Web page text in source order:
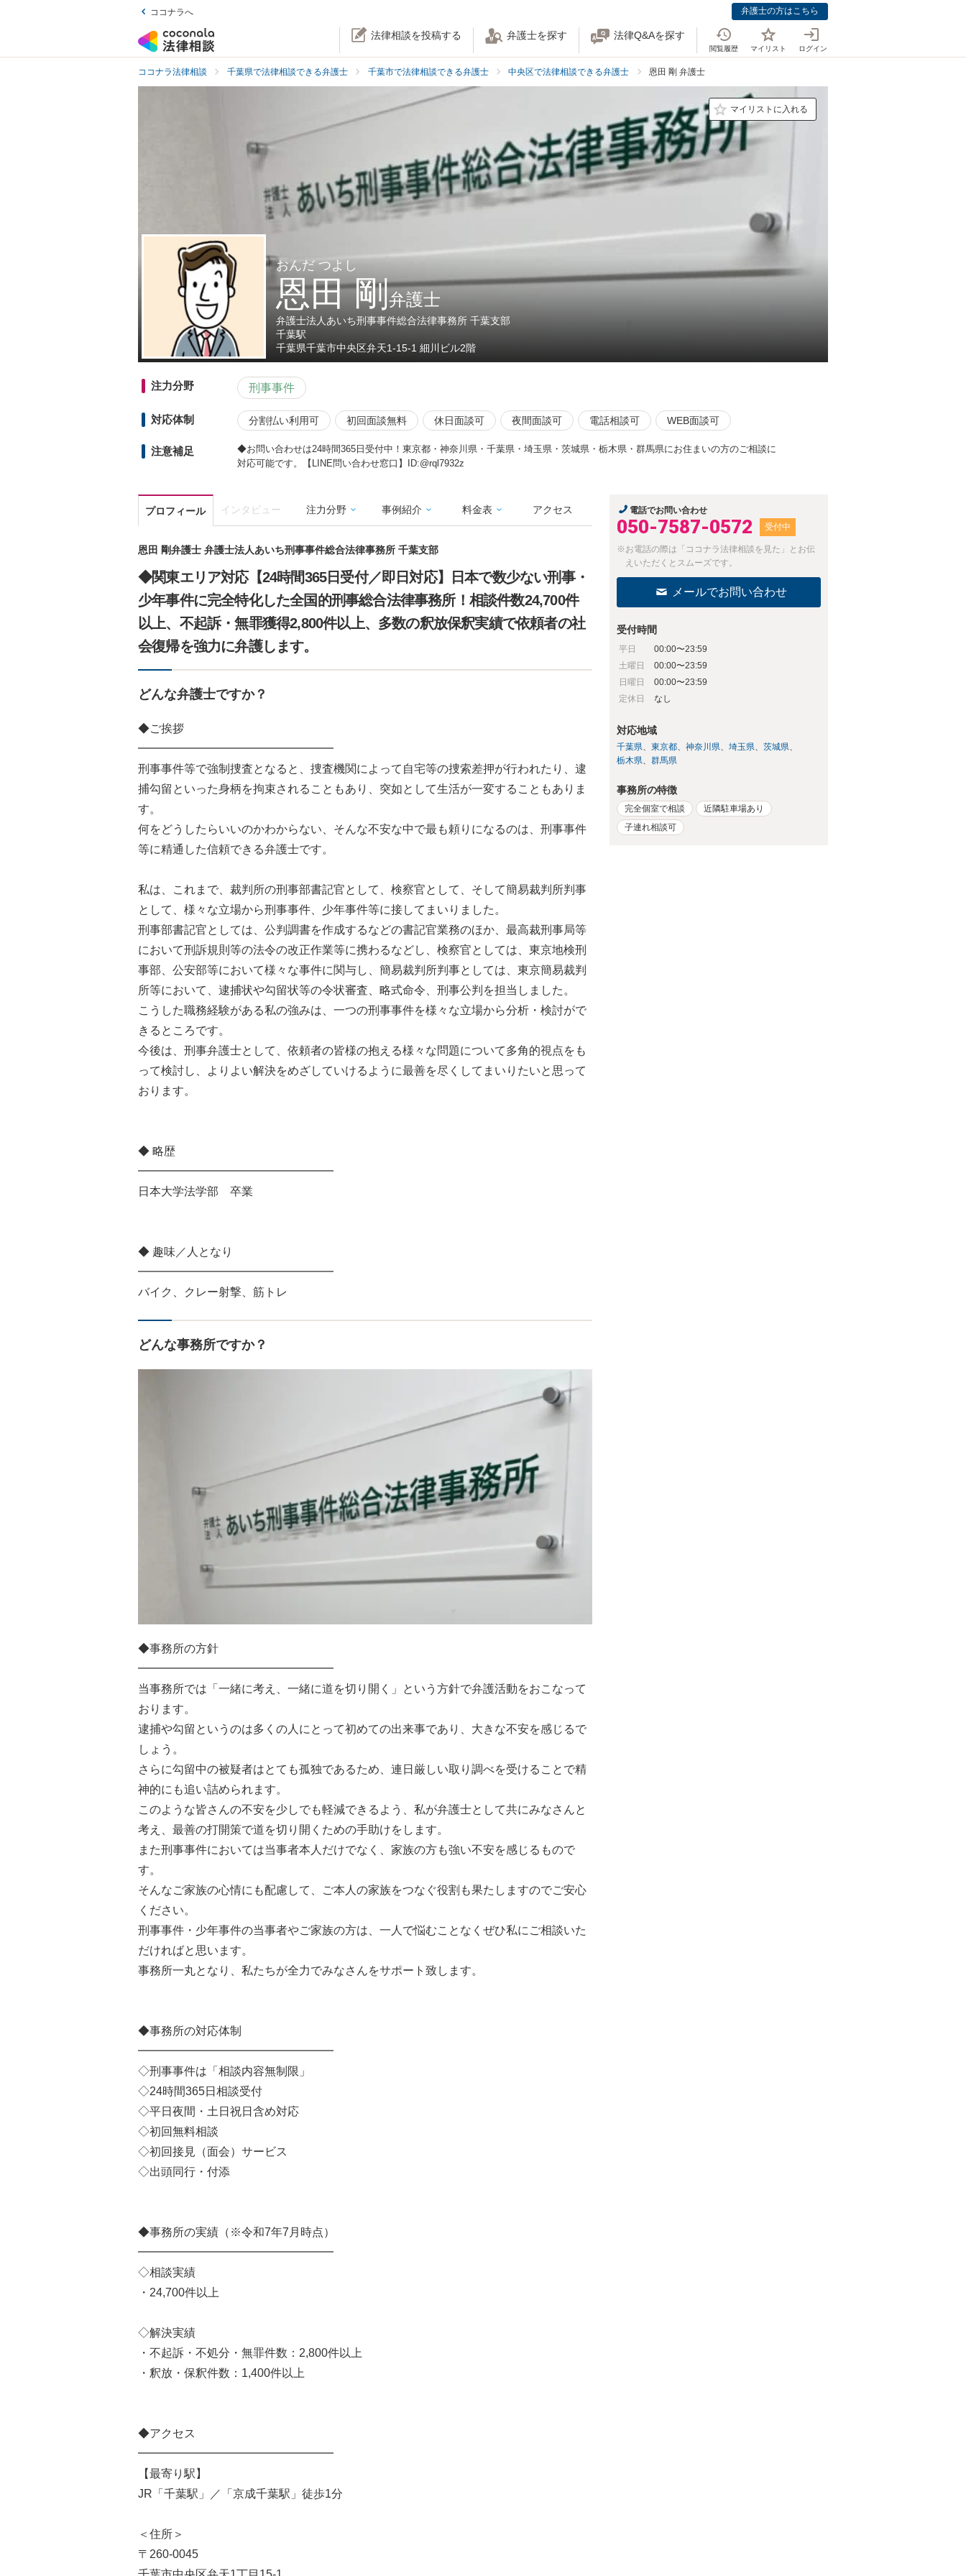
ココナラへ 弁護士の方はこちら
法律相談を投稿する 弁護士を探す 法律Q&Aを探す
閲覧履歴 マイリスト ログイン
ココナラ法律相談 千葉県で法律相談できる弁護士 千葉市で法律相談できる弁護士 中央区で法律相談できる弁護士 恩田 剛 弁護士
マイリストに入れる
おんだ つよし
恩田 剛弁護士
弁護士法人あいち刑事事件総合法律事務所 千葉支部
千葉駅
千葉県千葉市中央区弁天1-15-1 細川ビル2階
注力分野 刑事事件
対応体制 分割払い利用可 初回面談無料 休日面談可 夜間面談可 電話相談可 WEB面談可
注意補足
◆お問い合わせは24時間365日受付中！東京都・神奈川県・千葉県・埼玉県・茨城県・栃木県・群馬県にお住まいの方のご相談に
対応可能です。【LINE問い合わせ窓口】ID:@rql7932z
プロフィール インタビュー 注力分野 事例紹介 料金表 アクセス
恩田 剛弁護士 弁護士法人あいち刑事事件総合法律事務所 千葉支部
◆関東エリア対応【24時間365日受付／即日対応】日本で数少ない刑事・
少年事件に完全特化した全国的刑事総合法律事務所！相談件数24,700件
以上、不起訴・無罪獲得2,800件以上、多数の釈放保釈実績で依頼者の社
会復帰を強力に弁護します。
どんな弁護士ですか？
◆ご挨拶
━━━━━━━━━━━━━━━━━
刑事事件等で強制捜査となると、捜査機関によって自宅等の捜索差押が行われたり、逮
捕勾留といった身柄を拘束されることもあり、突如として生活が一変することもありま
す。
何をどうしたらいいのかわからない、そんな不安な中で最も頼りになるのは、刑事事件
等に精通した信頼できる弁護士です。
私は、これまで、裁判所の刑事部書記官として、検察官として、そして簡易裁判所判事
として、様々な立場から刑事事件、少年事件等に接してまいりました。
刑事部書記官としては、公判調書を作成するなどの書記官業務のほか、最高裁刑事局等
において刑訴規則等の法令の改正作業等に携わるなどし、検察官としては、東京地検刑
事部、公安部等において様々な事件に関与し、簡易裁判所判事としては、東京簡易裁判
所等において、逮捕状や勾留状等の令状審査、略式命令、刑事公判を担当しました。
こうした職務経験がある私の強みは、一つの刑事事件を様々な立場から分析・検討がで
きるところです。
今後は、刑事弁護士として、依頼者の皆様の抱える様々な問題について多角的視点をも
って検討し、よりよい解決をめざしていけるように最善を尽くしてまいりたいと思って
おります。
◆ 略歴
━━━━━━━━━━━━━━━━━
日本大学法学部 卒業
◆ 趣味／人となり
━━━━━━━━━━━━━━━━━
バイク、クレー射撃、筋トレ
どんな事務所ですか？
◆事務所の方針
━━━━━━━━━━━━━━━━━
当事務所では「一緒に考え、一緒に道を切り開く」という方針で弁護活動をおこなって
おります。
逮捕や勾留というのは多くの人にとって初めての出来事であり、大きな不安を感じるで
しょう。
さらに勾留中の被疑者はとても孤独であるため、連日厳しい取り調べを受けることで精
神的にも追い詰められます。
このような皆さんの不安を少しでも軽減できるよう、私が弁護士として共にみなさんと
考え、最善の打開策で道を切り開くための手助けをします。
また刑事事件においては当事者本人だけでなく、家族の方も強い不安を感じるもので
す。
そんなご家族の心情にも配慮して、ご本人の家族をつなぐ役割も果たしますのでご安心
ください。
刑事事件・少年事件の当事者やご家族の方は、一人で悩むことなくぜひ私にご相談いた
だければと思います。
事務所一丸となり、私たちが全力でみなさんをサポート致します。
◆事務所の対応体制
━━━━━━━━━━━━━━━━━
◇刑事事件は「相談内容無制限」
◇24時間365日相談受付
◇平日夜間・土日祝日含め対応
◇初回無料相談
◇初回接見（面会）サービス
◇出頭同行・付添
◆事務所の実績（※令和7年7月時点）
━━━━━━━━━━━━━━━━━
◇相談実績
・24,700件以上
◇解決実績
・不起訴・不処分・無罪件数：2,800件以上
・釈放・保釈件数：1,400件以上
◆アクセス
━━━━━━━━━━━━━━━━━
【最寄り駅】
JR「千葉駅」／「京成千葉駅」徒歩1分
＜住所＞
〒260-0045
電話でお問い合わせ
050-7587-0572 受付中
※お電話の際は「ココナラ法律相談を見た」とお伝
えいただくとスムーズです。
メールでお問い合わせ
受付時間
平日
00:00〜23:59
土曜日
00:00〜23:59
日曜日
00:00〜23:59
定休日
なし
対応地域
千葉県 東京都 神奈川県 埼玉県
茨城県
栃木県
群馬県
事務所の特徴
完全個室で相談
近隣駐車場あり
子連れ相談可